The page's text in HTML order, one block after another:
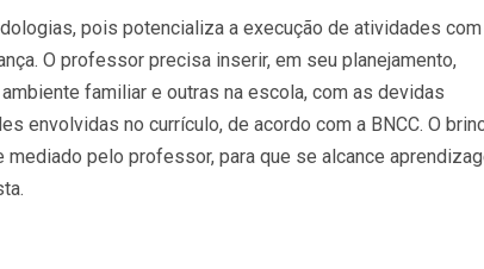
pois potencializa a execução de atividades
O professor precisa inserir, em seu planejamento,
familiar e outras na escola, com as devidas
envolvidas no currículo, de acordo com a BNCC. O
pelo professor, para que se alcance